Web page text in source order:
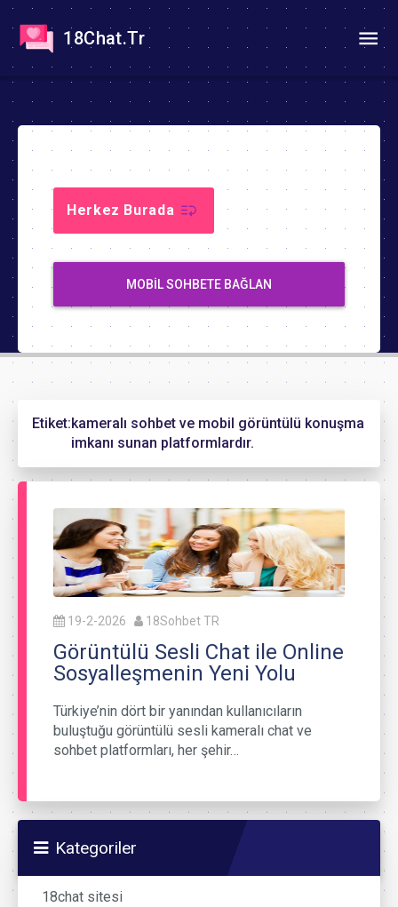
18Chat.Tr
Herkez Burada
MOBIL SOHBETE BAĞLAN
Etiket:kameralı sohbet ve mobil görüntülü konuşma
imkanı sunan platformlardır.
19-2-2026 18Sohbet TR
Görüntülü Sesli Chat ile Online
Sosyalleşmenin Yeni Yolu
Türkiye’nin dört bir yanından kullanıcıların
buluştuğu görüntülü sesli kameralı chat ve
sohbet platformları, her şehir…
Kategoriler
18chat sitesi